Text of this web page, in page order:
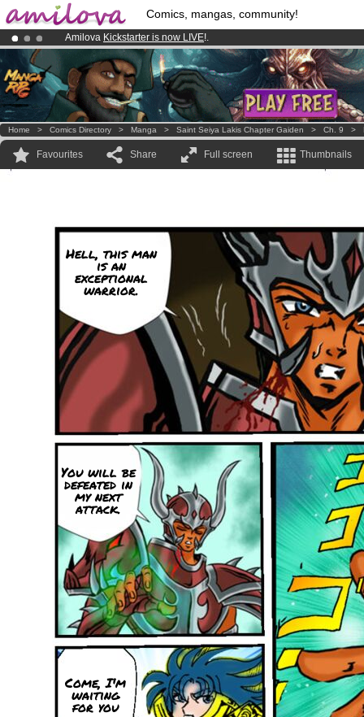
Comics, mangas, community!
Amilova Kickstarter is now LIVE!.
Premium membership from3.95 eurosper month !Get membership
Already 100000 membersand 1000 comics & mangas!.
Home > Comics Directory > Manga > Saint Seiya Lakis Chapter Gaiden > Ch. 9 >
Favourites Share Full screen Thumbnails
Hell, this man
is an
exceptional
warrior.
You will be
defeated in
my next
attack.
Come, I'm
waiting
for you